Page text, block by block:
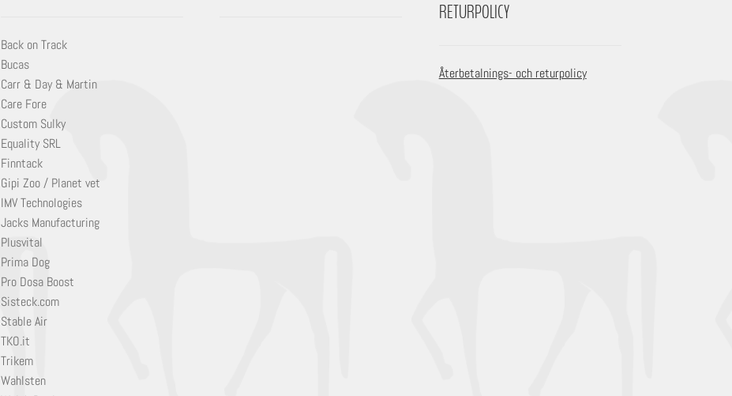
Back on Track
Bucas
Carr & Day & Martin
Care Fore
Custom Sulky
Equality SRL
Finntack
Gipi Zoo / Planet vet
IMV Technologies
Jacks Manufacturing
Plusvital
Prima Dog
Pro Dosa Boost
Sisteck.com
Stable Air
TKO.it
Trikem
Wahlsten
RETURPOLICY
Återbetalnings- och returpolicy